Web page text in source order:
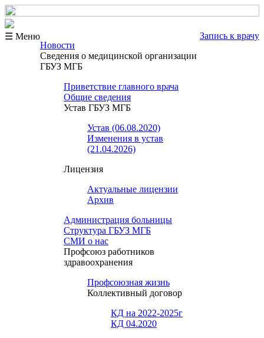
☰ Меню
Запись к врачу
Новости
Сведения о медицинской организации
ГБУЗ МГБ
Приветствие главного врача
Общие сведения
Устав ГБУЗ МГБ
Устав (06.08.2020)
Изменения в устав
(21.04.2026)
Лицензия
Актуальные лицензии
Архив
Администрация больницы
Структура ГБУЗ МГБ
СМИ о нас
Профсоюз работников
здравоохранения
Профсоюзная жизнь
Коллективный договор
КД на 2022-2025г
КД 04.2020